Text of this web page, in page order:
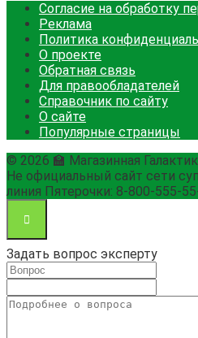
Согласие на обработку
Реклама
Политика
О проекте
Обратная связь
Для правообладателей
Справочник по сайту
О сайте
Популярные страницы
© 2026 🏫 Магазинная
Не официальный сайт сети
линия Пятерочки: 8-800-555-
Задать вопрос эксперту